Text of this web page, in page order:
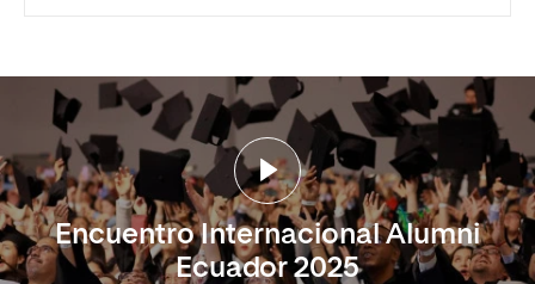
Encuentro Internacional Alumni
Ecuador 2025